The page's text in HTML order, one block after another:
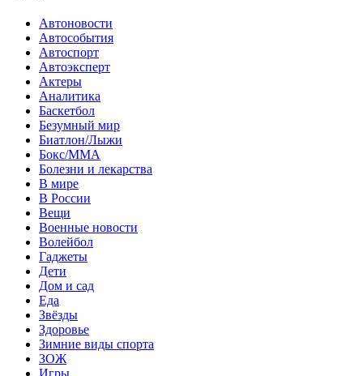
Автоновости
Автособытия
Автоспорт
Автоэксперт
Актеры
Аналитика
Баскетбол
Безумный мир
Биатлон/Лыжи
Бокс/MMA
Болезни и лекарства
В мире
В России
Вещи
Военные новости
Волейбол
Гаджеты
Дети
Дом и сад
Еда
Звёзды
Здоровье
Зимние виды спорта
ЗОЖ
Игры